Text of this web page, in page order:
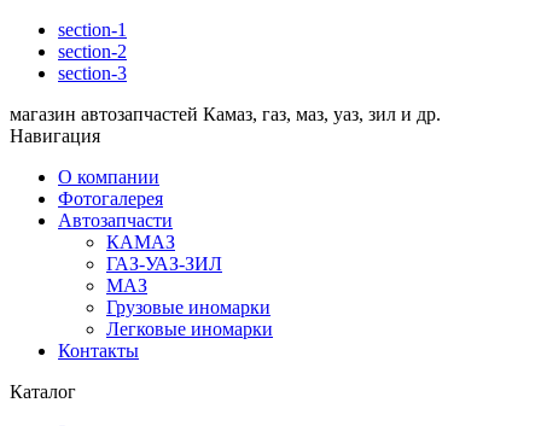
section-1
section-2
section-3
магазин автозапчастей Камаз, газ, маз, уаз, зил и др.
Навигация
О компании
Фотогалерея
Автозапчасти
КАМАЗ
ГАЗ-УАЗ-ЗИЛ
МАЗ
Грузовые иномарки
Легковые иномарки
Контакты
Каталог